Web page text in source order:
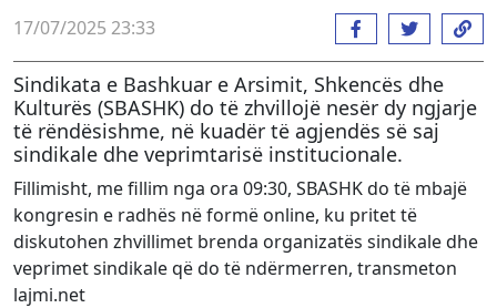
17/07/2025 23:33
Sindikata e Bashkuar e Arsimit, Shkencës dhe
Kulturës (SBASHK) do të zhvillojë nesër dy ngjarje
të rëndësishme, në kuadër të agjendës së saj
sindikale dhe veprimtarisë institucionale.
Fillimisht, me fillim nga ora 09:30, SBASHK do të mbajë
kongresin e radhës në formë online, ku pritet të
diskutohen zhvillimet brenda organizatës sindikale dhe
veprimet sindikale që do të ndërmerren, transmeton
lajmi.net